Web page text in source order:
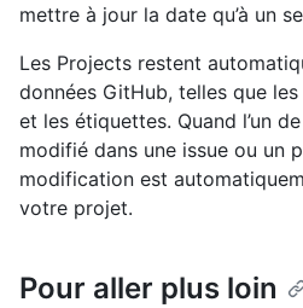
mettre à jour la date qu’à un
Les Projects restent
données GitHub, telles que
et les étiquettes. Quand l’un
modifié dans une issue ou un
modification est
votre projet.
Pour aller plus loin